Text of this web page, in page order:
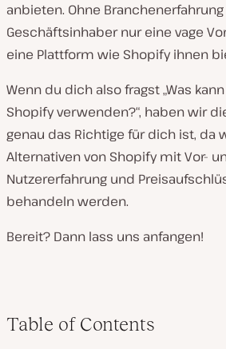
anbieten. Ohne
Geschäftsinhaber nur eine vage
eine Plattform wie Shopify ihnen
Wenn du dich also fragst „Was
Shopify verwenden?“, haben wir
genau das Richtige für dich ist, da
Alternativen von Shopify mit Vor-
Nutzererfahrung und
behandeln werden.
Bereit? Dann lass uns anfangen!
Table of Contents